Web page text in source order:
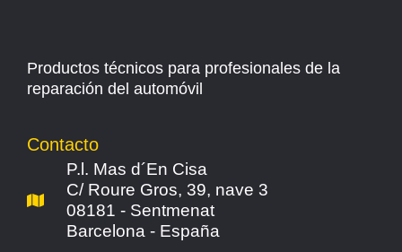
Productos técnicos para profesionales de la
reparación del automóvil
Contacto
P.l. Mas d´En Cisa
C/ Roure Gros, 39, nave 3
08181 - Sentmenat
Barcelona - España